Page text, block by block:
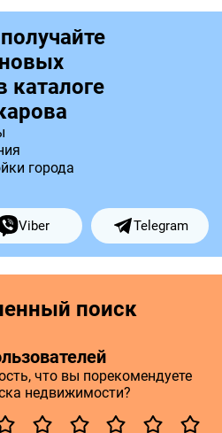
каталоге
города
Viber Telegram
поиск
что вы порекомендуете
недвижимости?